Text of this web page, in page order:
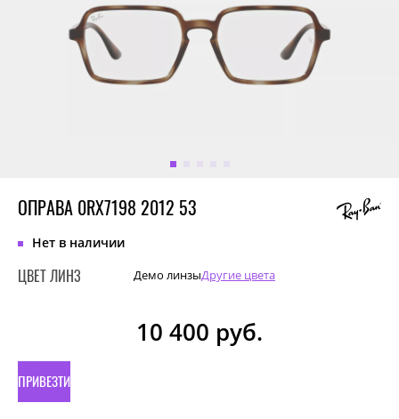
ОПРАВА 0RX7198 2012 53
Нет в наличии
ЦВЕТ ЛИНЗ Демо линзыДругие цвета
10 400 руб.
ПРИВЕЗТИ